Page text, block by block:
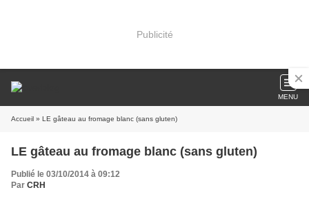
Publicité
MENU
Accueil » LE gâteau au fromage blanc (sans gluten)
LE gâteau au fromage blanc (sans gluten)
Publié le 03/10/2014 à 09:12
Par CRH